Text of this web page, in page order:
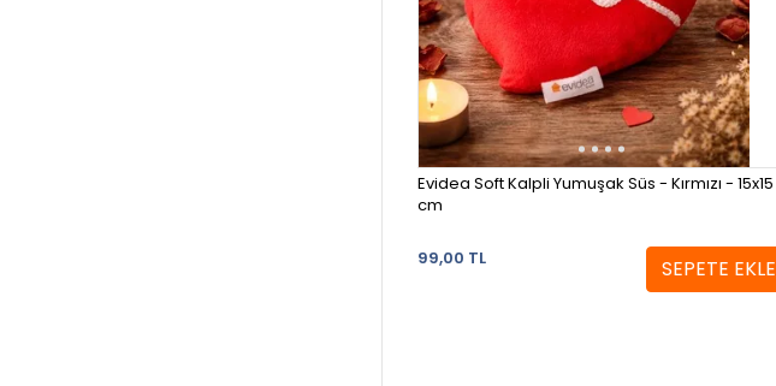
Evidea Soft Kalpli Yumuşak Süs - Kırmızı - 15x15
cm
99,00 TL SEPETE EKLE